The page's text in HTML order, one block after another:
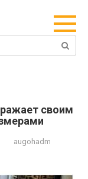
своим
augohadm